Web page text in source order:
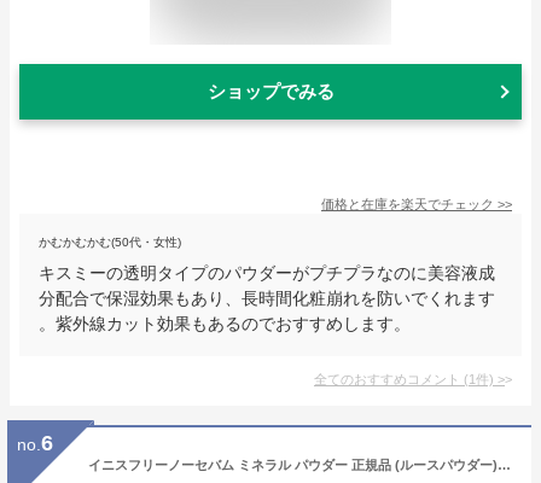
ショップでみる
価格と在庫を楽天でチェック >>
かむかむかむ(50代・女性)
キスミーの透明タイプのパウダーがプチプラなのに美容液成
分配合で保湿効果もあり、長時間化粧崩れを防いでくれます
。紫外線カット効果もあるのでおすすめします。
全てのおすすめコメント (1件) >
no. 6
イニスフリーノーセバム ミネラル パウダー 正規品 (ルースパウダー) 化粧くずれ 皮脂テカリ 崩れ防止 毛穴カバー 脂性肌 皮脂吸着 韓国コスメ